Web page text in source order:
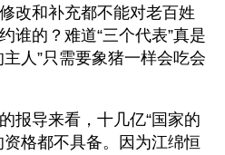
改和补充都不能对老百姓
谁的？难道“三个代表”真是
人”只需要象猪一样会吃会
报导来看，十几亿“国家的
格都不具备。因为江绵恒